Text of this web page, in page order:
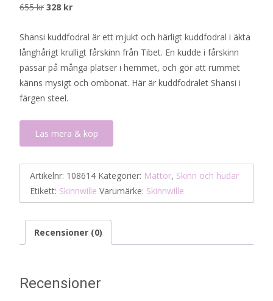
655kr Det
priset
var:
655 kr.
328 krDet
priset
är:
328 kr.
Shansi kuddfodral är ett mjukt och härligt kuddfodral i äkta
långhårigt krulligt fårskinn från Tibet. En kudde i fårskinn
passar på många platser i hemmet, och gör att rummet
känns mysigt och ombonat. Här är kuddfodralet Shansi i
färgen steel.
Läs mera & köp
Artikelnr: 108614 Kategorier: Mattor, Skinn och hudar
Etikett: Skinnwille Varumärke: Skinnwille
Recensioner (0)
Recensioner